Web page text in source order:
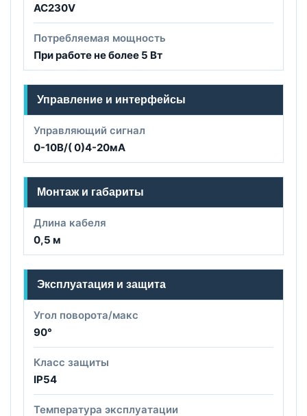
AC230V
Потребляемая мощность
При работе не более 5 Вт
Управление и интерфейсы
Управляющий сигнал
0-10В/( 0)4-20мА
Монтаж и габариты
Длина кабеля
0,5 м
Эксплуатация и защита
Угол поворота/макс
90°
Класс защиты
IP54
Температура эксплуатации